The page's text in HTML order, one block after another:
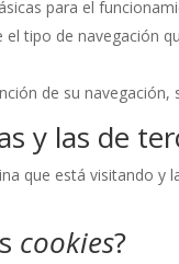
para el
tipo de navegación
de su
y las de
que está visitando y
cookies?